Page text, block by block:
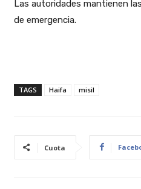
Las autoridades mantienen
de emergencia.
TAGS Haifa misil
Cuota